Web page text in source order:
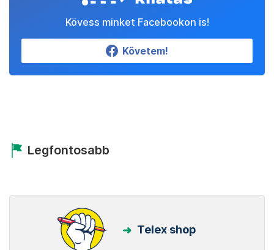
Kövess minket Facebookon is!
Követem!
Legfontosabb
Telex shop